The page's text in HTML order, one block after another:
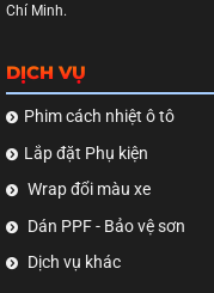
Chí Minh.
DỊCH VỤ
Phim cách nhiệt ô tô
Lắp đặt Phụ kiện
Wrap đổi màu xe
Dán PPF - Bảo vệ sơn
Dịch vụ khác